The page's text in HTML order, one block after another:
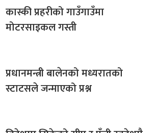
कास्की प्रहरीको गाउँगाउँमा
मोटरसाइकल गस्ती
प्रधानमन्त्री बालेनको मध्यरातको
स्टाटसले जन्माएको प्रश्न